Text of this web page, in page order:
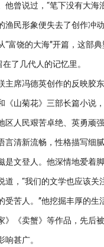
他曾说过，“笔下没有大海
渔民形象便失去了创作冲
“富饶的大海”开篇，这部
了几代人的记忆里。
席冯德英创作的反映胶东
《山菊花》三部长篇小说
区人民艰苦卓绝、英勇顽
言清新流畅，性格描写细
是文登人。他深情地爱着
道，“我们的文学也应该关
受苦人。”他挖掘丰厚的生
》《卖蟹》等作品，先后
响甚广。